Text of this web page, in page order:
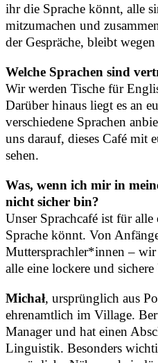
ihr die Sprache könnt, alle
mitzumachen und
der Gespräche, bleibt
Welche Sprachen sind
Wir werden Tische für
Darüber hinaus liegt es an
verschiedene Sprachen
uns darauf, dieses Café mit
sehen.
Was, wenn ich mir in
nicht sicher bin?
Unser Sprachcafé ist für
Sprache könnt. Von
Muttersprachler*innen – wir
alle eine lockere und
Michał, ursprünglich aus
ehrenamtlich im Village.
Manager und hat einen
Linguistik. Besonders